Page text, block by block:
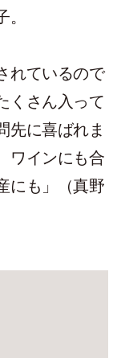
れているので
くさん入って
先に喜ばれま
ワインにも合
にも」（真野